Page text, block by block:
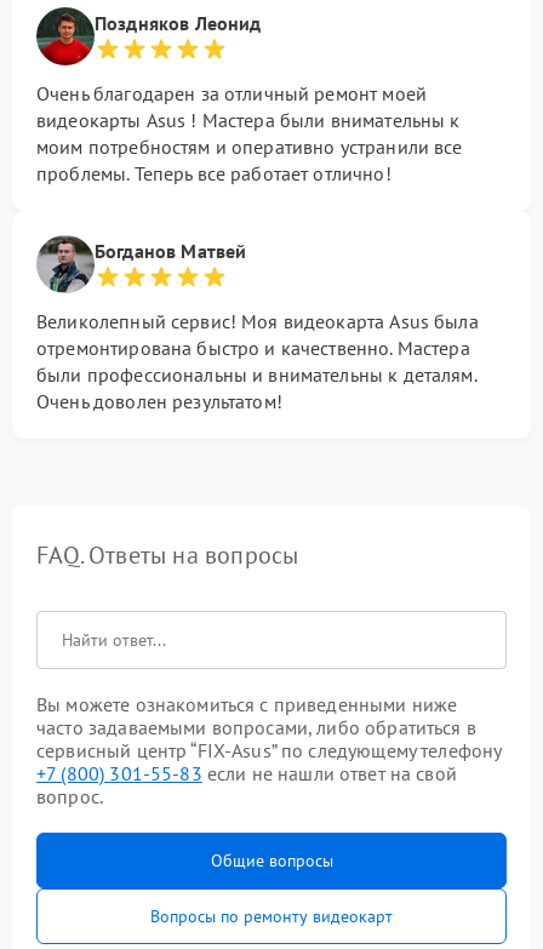
Поздняков Леонид
Очень благодарен за отличный ремонт моей
видеокарты Asus ! Мастера были внимательны к
моим потребностям и оперативно устранили все
проблемы. Теперь все работает отлично!
Богданов Матвей
Великолепный сервис! Моя видеокарта Asus была
отремонтирована быстро и качественно. Мастера
были профессиональны и внимательны к деталям.
Очень доволен результатом!
FAQ. Ответы на вопросы
Вы можете ознакомиться с приведенными ниже
часто задаваемыми вопросами, либо обратиться в
сервисный центр “FIX-Asus” по следующему телефону
+7 (800) 301-55-83 если не нашли ответ на свой
вопрос.
Общие вопросы
Вопросы по ремонту видеокарт